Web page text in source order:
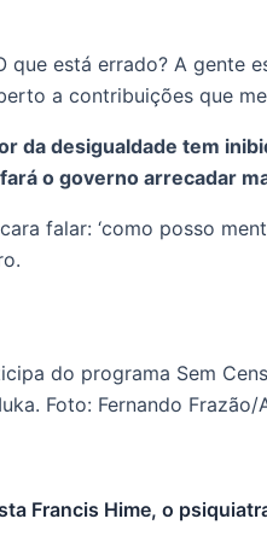
está errado? A gente
a contribuições que
da desigualdade tem
o governo arrecadar
falar: ‘como posso
Francis Hime, o